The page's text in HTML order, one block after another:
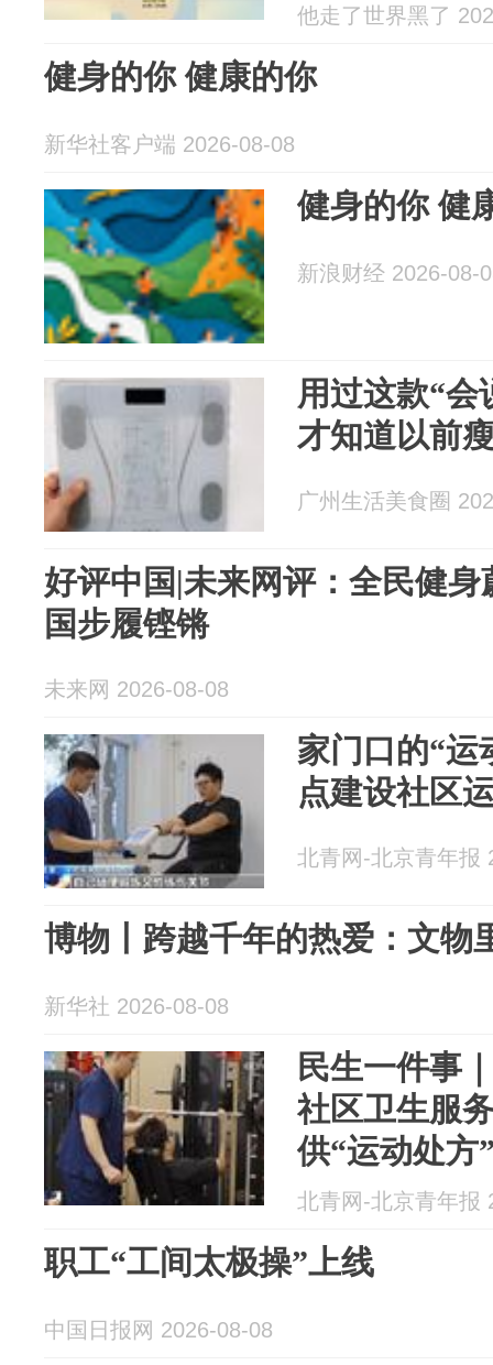
他走了世界黑了
健身的你 健康的你
新华社客户端 2026-08-08
健身的你 健
新浪财经 2026-08-
用过这款“会
才知道以前
广州生活美食圈
好评中国|未来网评：全民健
国步履铿锵
未来网 2026-08-08
家门口的“运
点建设社区
北青网-北京青年报
博物丨跨越千年的热爱：文物
新华社 2026-08-08
民生一件事
社区卫生服
供“运动处方
北青网-北京青年报
职工“工间太极操”上线
中国日报网 2026-08-08